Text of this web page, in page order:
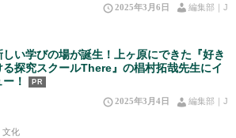
2025年3月6日 編集部｜J
しい学びの場が誕生！上ヶ原にできた『好き
る探究スクールThere』の椙村拓哉先生にイ
！
PR
2025年3月4日 編集部｜J
文化